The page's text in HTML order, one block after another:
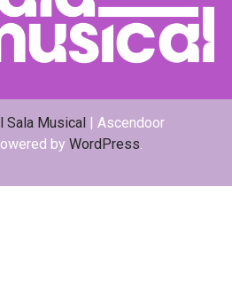
Sala Musical | Ascendoor
by WordPress.